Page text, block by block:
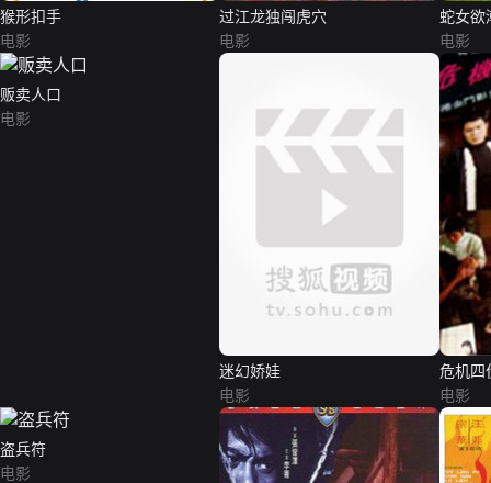
猴形扣手
电影
过江龙独闯虎穴
电影
蛇女欲
电影
贩卖人口
电影
迷幻娇娃
电影
危机四
电影
盗兵符
电影